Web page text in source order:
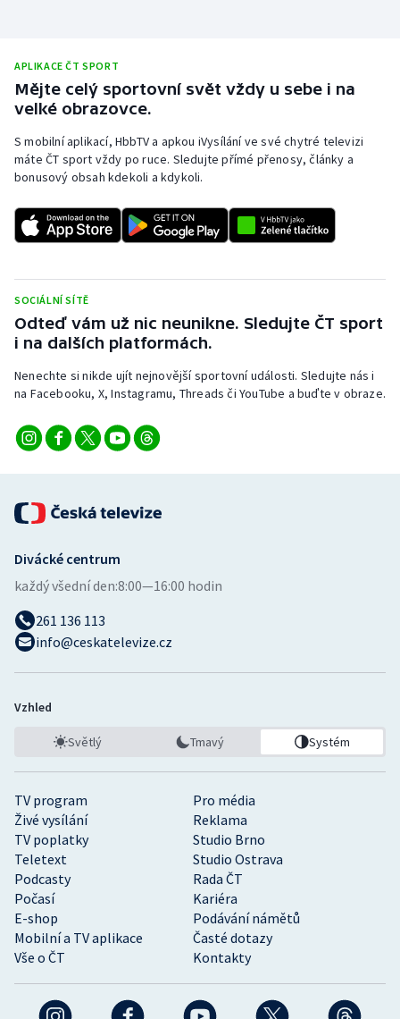
APLIKACE ČT SPORT
Mějte celý sportovní svět vždy u sebe i na
velké obrazovce.
S mobilní aplikací, HbbTV a apkou iVysílání ve své chytré televizi
máte ČT sport vždy po ruce. Sledujte přímé přenosy, články a
bonusový obsah kdekoli a kdykoli.
SOCIÁLNÍ SÍTĚ
Odteď vám už nic neunikne. Sledujte ČT sport
i na dalších platformách.
Nenechte si nikde ujít nejnovější sportovní události. Sledujte nás i
na Facebooku, X, Instagramu, Threads či YouTube a buďte v obraze.
TV program
Pro média
Živé vysílání
Reklama
TV poplatky
Studio Brno
Teletext
Studio Ostrava
Podcasty
Rada ČT
Počasí
Kariéra
E-shop
Podávání námětů
Mobilní a TV aplikace
Časté dotazy
Vše o ČT
Kontakty
Divácké centrum
každý všední den:8:00—16:00 hodin
261 136 113
info@ceskatelevize.cz
Vzhled
Světlý Tmavý Systém